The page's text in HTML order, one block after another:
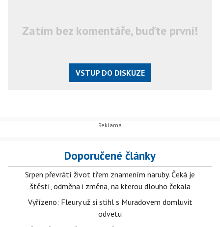
Zatím bez komentáře, buďte první!
VSTUP DO DISKUZE
Doporučené články
Srpen převrátí život třem znamením naruby. Čeká je
štěstí, odměna i změna, na kterou dlouho čekala
Vyřízeno: Fleury už si stihl s Muradovem domluvit
odvetu